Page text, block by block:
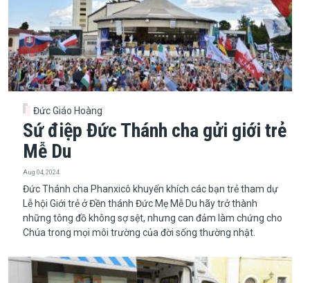
Đức Giáo Hoàng
Sứ điệp Đức Thánh cha gửi giới trẻ
Mễ Du
Aug 04, 2024
Đức Thánh cha Phanxicô khuyến khích các bạn trẻ tham dự
Lễ hội Giới trẻ ở Đền thánh Đức Mẹ Mễ Du hãy trở thành
những tông đồ không sợ sệt, nhưng can đảm làm chứng cho
Chúa trong mọi môi trường của đời sống thường nhật.